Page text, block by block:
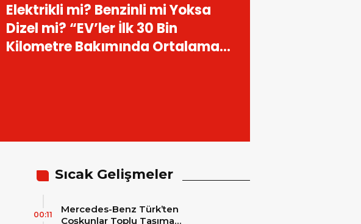
Muğla Büyükşehir Belediyesi’nin
yeni Otokar Kent otobüsleri
hizmete başladı
Sıcak Gelişmeler
Mercedes-Benz Türk’ten
Coşkunlar Toplu Taşıma
00:11